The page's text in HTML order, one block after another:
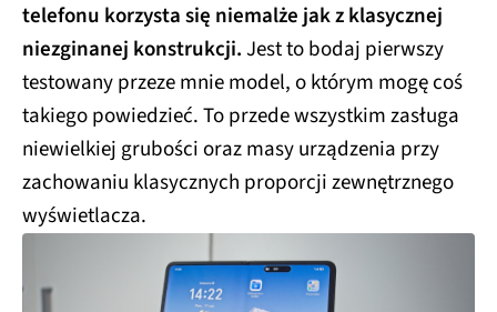
telefonu korzysta się niemalże jak z klasycznej
niezginanej konstrukcji.Jest to bodaj pierwszy
testowany przeze mnie model, o którym mogę coś
takiego powiedzieć. To przede wszystkim zasługa
niewielkiej grubości oraz masy urządzenia przy
zachowaniu klasycznych proporcji zewnętrznego
wyświetlacza.